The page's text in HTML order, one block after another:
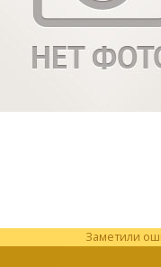
Заметили